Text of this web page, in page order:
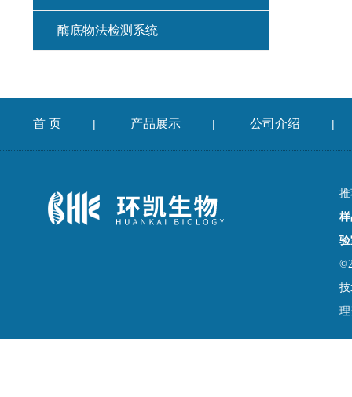
酶底物法检测系统
首 页 | 产品展示 | 公司介绍 |